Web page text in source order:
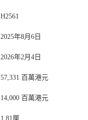
H2561
2025年8月6日
2026年2月4日
57,331 百萬港元
14,000 百萬港元
1.81厘